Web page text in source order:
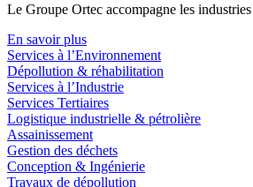
Le Groupe Ortec accompagne les
En savoir plus
Services à l’Environnement
Dépollution & réhabilitation
Services à l’Industrie
Services Tertiaires
Logistique industrielle & pétrolière
Assainissement
Gestion des déchets
Conception & Ingénierie
Travaux de dépollution